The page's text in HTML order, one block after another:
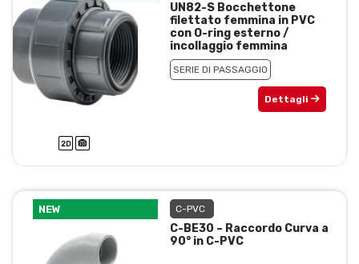
UN82-S Bocchettone
filettato femmina in PVC
con O-ring esterno /
incollaggio femmina
SERIE DI PASSAGGIO
Dettagli
NEW C-PVC
C-BE30 – Raccordo Curva a
90° in C-PVC